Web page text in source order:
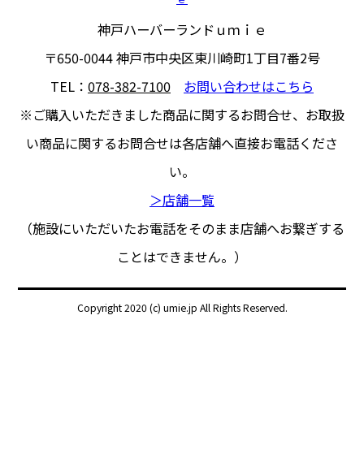
神戸ハーバーランドｕｍｉｅ
〒650-0044神戸市中央区東川崎町1丁目7番2号
TEL： 078-382-7100
お問い合わせはこちら
※ご購入いただきました商品に関するお問合せ、 お取扱
い商品に関するお問合せは各店舗へ直接お電話くださ
い。
＞店舗一覧
（施設にいただいたお電話をそのまま店舗へお繋ぎする
ことはできません。）
Copyright 2020 (c) umie.jp All Rights Reserved.